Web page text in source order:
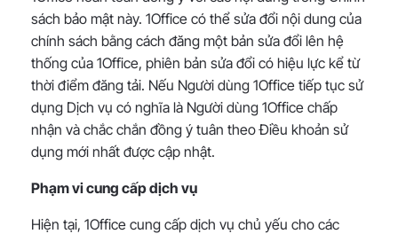
sách bảo mật này. 1Office có thể sửa đổi nội dung của
chính sách bằng cách đăng một bản sửa đổi lên hệ
thống của 1Office, phiên bản sửa đổi có hiệu lực kể từ
thời điểm đăng tải. Nếu Người dùng 1Office tiếp tục sử
dụng Dịch vụ có nghĩa là Người dùng 1Office chấp
nhận và chắc chắn đồng ý tuân theo Điều khoản sử
dụng mới nhất được cập nhật.
Phạm vi cung cấp dịch vụ
Hiện tại, 1Office cung cấp dịch vụ chủ yếu cho các